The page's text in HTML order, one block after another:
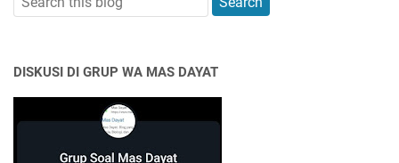
DISKUSI DI GRUP WA MAS DAYAT